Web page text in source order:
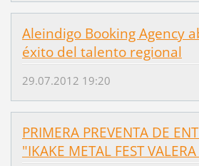
Aleindigo Booking Agency
éxito del talento regional
29.07.2012 19:20
PRIMERA PREVENTA DE
"IKAKE METAL FEST